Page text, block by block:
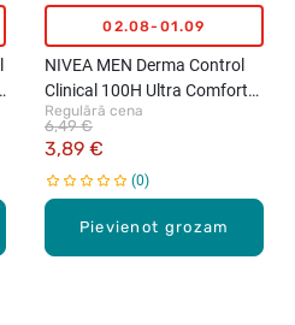
Pievienot grozam
02.08-01.09
NIVEA MEN Derma Control
Clinical 100H Ultra Comfort
izsmidzināms
antiperspirants vīriešiem,
Regulārā cena
3,89 €
6,49 €
0